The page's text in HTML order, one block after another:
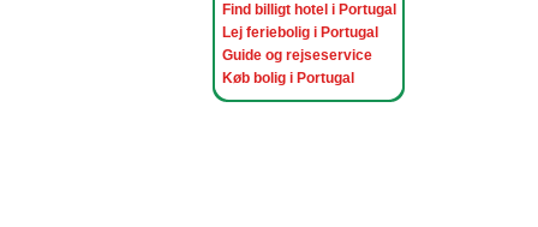
Find billigt hotel i Portugal
Lej feriebolig i Portugal
Guide og rejseservice
Køb bolig i Portugal